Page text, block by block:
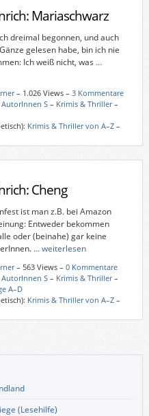
Mariaschwarz
dreimal begonnen, und auch
gelesen habe, bin ich nie
Ich weiß nicht, was …
– 1.026 Views – 3 Kommentare
AutorInnen S– Krimis & Thriller–
Krimis & Thriller von A–Z–
Cheng
ist man z.B. bei Amazon
Entweder bekommen
oder (beinahe) gar keine
… weiterlesen
– 563 Views – 0 Kommentare
AutorInnen S– Krimis & Thriller–
A–D
Krimis & Thriller von A–Z–
(Lesehilfe)